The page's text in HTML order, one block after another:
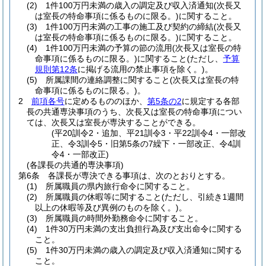
(2)
1件100万円未満の歳入の調定及び収入済通知(次長又
は室長の特命事項に係るものに限る。)に関すること。
(3)
1件100万円未満の工事の施工及び契約の締結(次長又
は室長の特命事項に係るものに限る。)に関すること。
(4)
1件100万円未満の予算の節の流用(次長又は室長の特
命事項に係るものに限る。)に関すること(ただし、 予算
規則第12条に掲げる流用の禁止事項を除く。)。
(5)
所属課間の連絡調整に関すること(次長又は室長の特
命事項に係るものに限る。)。
2
前項各号に定めるもののほか、 第5条の2に規定する各部
長の共通専決事項のうち、次長又は室長の特命事項につい
ては、次長又は室長が専決することができる。
(平20訓令2・追加、平21訓令3・平22訓令4・一部改
正、令3訓令5・旧第5条の7繰下・一部改正、令4訓
令4・一部改正)
(各課長の共通的専決事項)
第6条
各課長が専決できる事項は、次のとおりとする。
(1)
所属職員の県内旅行命令に関すること。
(2)
所属職員の休暇等に関すること(ただし、引続き1週間
以上の休暇等及び異例のものを除く。)。
(3)
所属職員の時間外勤務命令に関すること。
(4)
1件30万円未満の支出負担行為及び支出命令に関する
こと。
(5)
1件30万円未満の歳入の調定及び収入済通知に関する
こと。